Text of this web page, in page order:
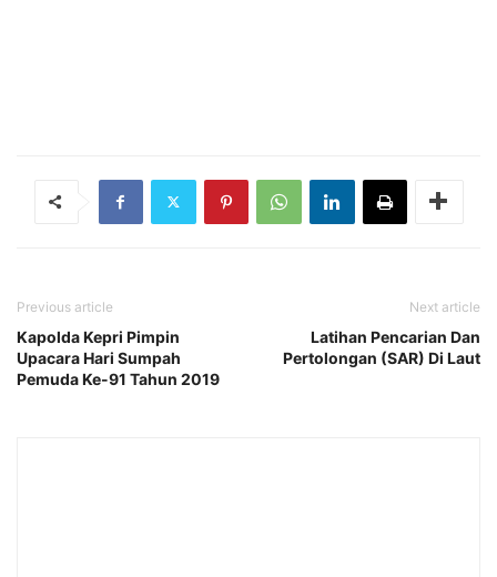
Previous article
Kapolda Kepri Pimpin
Upacara Hari Sumpah
Pemuda Ke-91 Tahun 2019
Next article
Latihan Pencarian Dan
Pertolongan (SAR) Di Laut